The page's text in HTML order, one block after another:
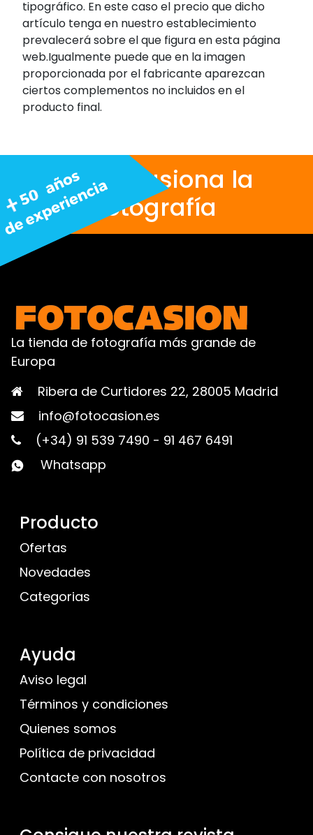
tipográfico. En este caso el precio que dicho
artículo tenga en nuestro establecimiento
prevalecerá sobre el que figura en esta página
web.Igualmente puede que en la imagen
proporcionada por el fabricante aparezcan
ciertos complementos no incluidos en el
producto final.
Nos apasiona la
fotografía
La tienda de fotografía más grande de
Europa
Ribera de Curtidores 22, 28005 Madrid
info@fotocasion.es
(+34) 91 539 7490 - 91 467 6491
Whatsapp
Producto
Ofertas
Novedades
Categorias
Ayuda
Aviso legal
Términos y condiciones
Quienes somos
Política de privacidad
Contacte con nosotros